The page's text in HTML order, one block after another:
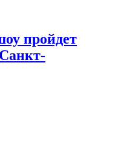
пройдет